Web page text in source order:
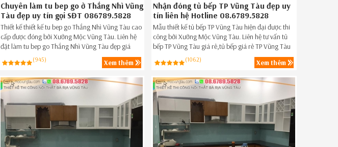
Chuyên làm tu bep go ở Thắng Nhì Vũng
Tàu đẹp uy tín gọi SĐT 086789.5828
Thiết kế thiết kế tu bep go Thắng Nhì Vũng Tàu cao
cấp được đóng bởi Xưởng Mộc Vũng Tàu. Liên hệ
đặt làm tu bep go Thắng Nhì Vũng Tàu đẹp giá
rẻ,tu bep go đẹp Thắng Nhì Vũng Tàu ngay hôm
nay Hotline 086789.5828.
(945) Xem thêm
Nhận đóng tủ bếp TP Vũng Tàu đẹp uy
tín liên hệ Hotline 08.6789.5828
Mẫu thiết kế tủ bếp TP Vũng Tàu hiện đại được thi
công bởi Xưởng Mộc Vũng Tàu. Liên hệ tư vấn tủ
bếp TP Vũng Tàu giá rẻ,tủ bếp giá rẻ TP Vũng Tàu
ngay hôm nay 0867895828.
(1062) Xem thêm